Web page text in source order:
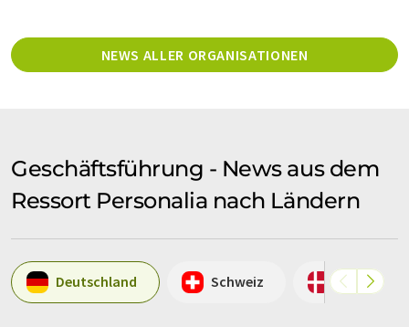
NEWS ALLER ORGANISATIONEN
Geschäftsführung - News aus dem
Ressort Personalia nach Ländern
Deutschland Schweiz Dänemark